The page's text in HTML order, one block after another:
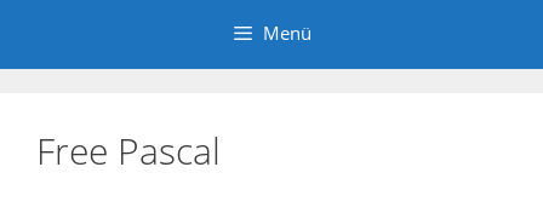
Menü
Free Pascal